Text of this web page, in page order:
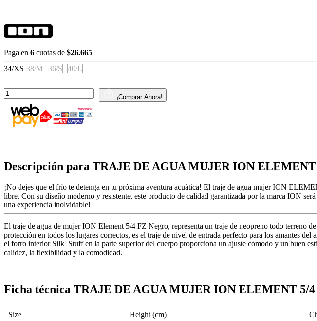
Paga en 6 cuotas de $26.665
34/XS 38/M 36/S 40/L
¡Comprar Ahora!
Descripción para TRAJE DE AGUA MUJER ION
¡No dejes que el frío te detenga en tu próxima aventura acuática! El traje de agua mujer ION
libre. Con su diseño moderno y resistente, este producto de calidad garantizada por la marca ION
una experiencia inolvidable!
El traje de agua de mujer ION Element 5/4 FZ Negro, representa un traje de neopreno todo terreno
protección en todos los lugares correctos, es el traje de nivel de entrada perfecto para los amantes
el forro interior Silk_Stuff en la parte superior del cuerpo proporciona un ajuste cómodo y un buen
calidez, la flexibilidad y la comodidad.
Ficha técnica TRAJE DE AGUA MUJER ION ELEMENT 5/
Size Height (cm)